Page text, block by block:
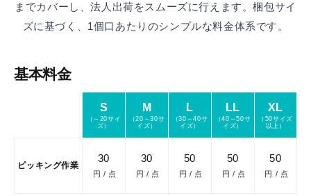
までカバーし、法人出荷をスムーズに行えます。梱包サイ
ズに基づく、1個口あたりのシンプルな料金体系です。
基本料金
S
（～20サイ
ズ）
M
（20～30サ
イズ）
L
（30～40サ
イズ）
LL
（40～50サ
イズ）
XL
（50サイズ
以上）
ピッキング作業
30
円 / 点
30
円 / 点
50
円 / 点
50
円 / 点
50
円 / 点